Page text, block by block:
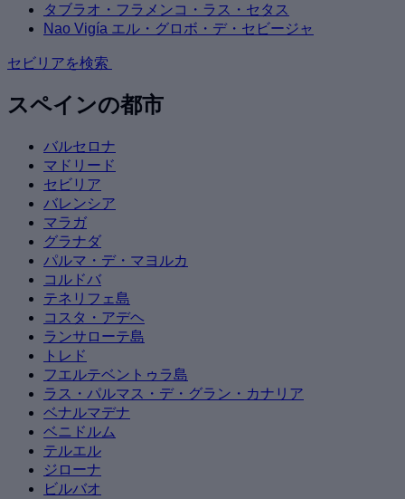
タブラオ・フラメンコ・ラス・セタス
Nao Vigía エル・グロボ・デ・セビージャ
セビリアを検索
スペインの都市
バルセロナ
マドリード
セビリア
バレンシア
マラガ
グラナダ
パルマ・デ・マヨルカ
コルドバ
テネリフェ島
コスタ・アデヘ
ランサローテ島
トレド
フエルテベントゥラ島
ラス・パルマス・デ・グラン・カナリア
ベナルマデナ
ベニドルム
テルエル
ジローナ
ビルバオ